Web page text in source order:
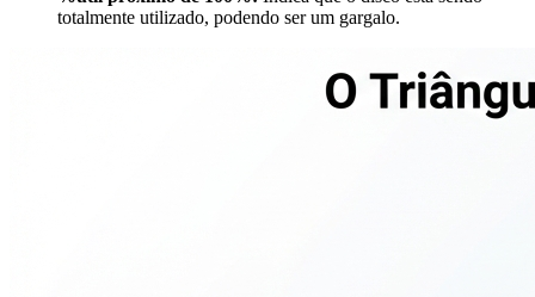
totalmente utilizado, podendo ser um gargalo.